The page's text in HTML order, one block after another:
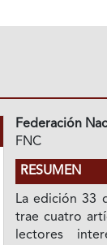
Federación
FNC
RESUMEN
La edición 33
trae cuatro
lectores